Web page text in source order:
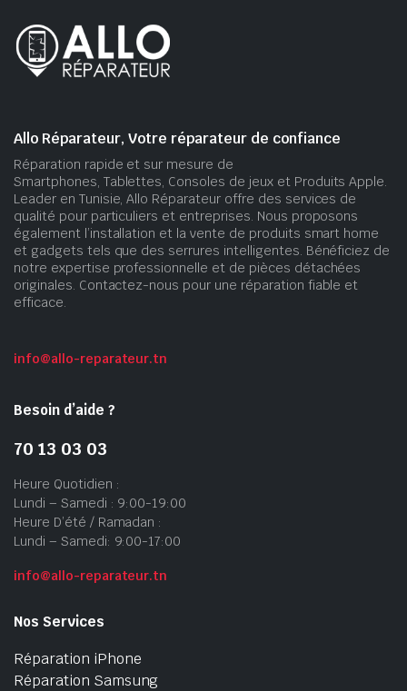
Allo Réparateur, Votre réparateur de confiance
Réparation rapide et sur mesure de
Smartphones, Tablettes, Consoles de jeux et Produits Apple.
Leader en Tunisie, Allo Réparateur offre des services de
qualité pour particuliers et entreprises. Nous proposons
également l’installation et la vente de produits smart home
et gadgets tels que des serrures intelligentes. Bénéficiez de
notre expertise professionnelle et de pièces détachées
originales. Contactez-nous pour une réparation fiable et
efficace.
info@allo-reparateur.tn
Besoin d’aide ?
70 13 03 03
Heure Quotidien :
Lundi – Samedi : 9:00-19:00
Heure D’été / Ramadan :
Lundi – Samedi: 9:00-17:00
info@allo-reparateur.tn
Nos Services
Réparation iPhone
Réparation Samsung